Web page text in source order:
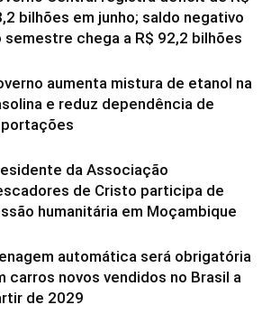
bilhões em junho; saldo negativo
semestre chega a R$ 92,2 bilhões
aumenta mistura de etanol na
e reduz dependência de
da Associação
de Cristo participa de
humanitária em Moçambique
automática será obrigatória
carros novos vendidos no Brasil a
de 2029